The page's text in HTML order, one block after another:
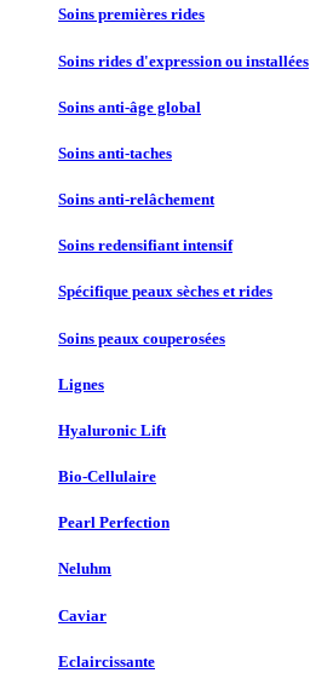
Soins premières rides
Soins rides d'expression ou installées
Soins anti-âge global
Soins anti-taches
Soins anti-relâchement
Soins redensifiant intensif
Spécifique peaux sèches et rides
Soins peaux couperosées
Lignes
Hyaluronic Lift
Bio-Cellulaire
Pearl Perfection
Neluhm
Caviar
Eclaircissante